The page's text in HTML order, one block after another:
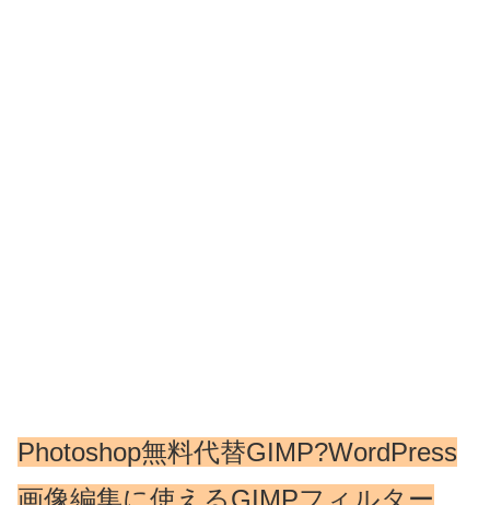
Photoshop無料代替GIMP?WordPress
画像編集に使えるGIMPフィルター